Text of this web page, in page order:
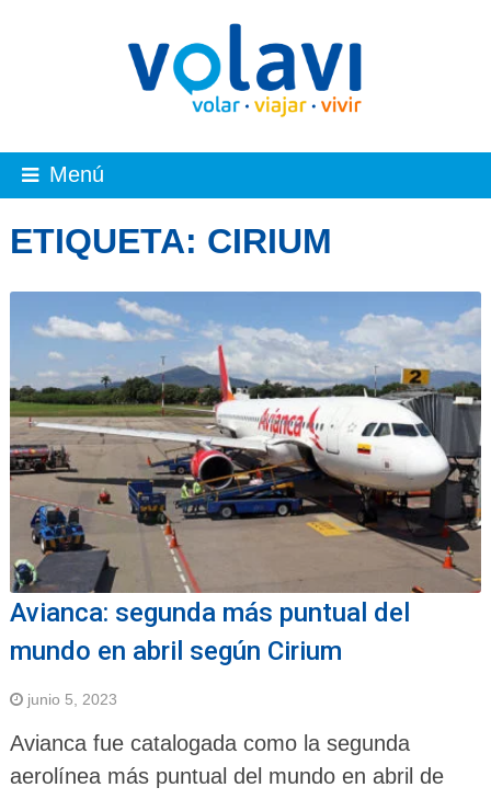
Menú
ETIQUETA: CIRIUM
Avianca: segunda más puntual del
mundo en abril según Cirium
junio 5, 2023
Avianca fue catalogada como la segunda
aerolínea más puntual del mundo en abril de